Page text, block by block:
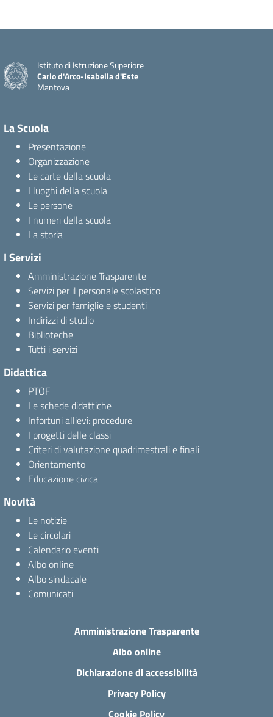
Istituto di Istruzione Superiore
Carlo d'Arco-Isabella d'Este
Mantova
La Scuola
Presentazione
Organizzazione
Le carte della scuola
I luoghi della scuola
Le persone
I numeri della scuola
La storia
I Servizi
Amministrazione Trasparente
Servizi per il personale scolastico
Servizi per famiglie e studenti
Indirizzi di studio
Biblioteche
Tutti i servizi
Didattica
PTOF
Le schede didattiche
Infortuni allievi: procedure
I progetti delle classi
Criteri di valutazione quadrimestrali e finali
Orientamento
Educazione civica
Novità
Le notizie
Le circolari
Calendario eventi
Albo online
Albo sindacale
Comunicati
Amministrazione Trasparente
Albo online
Dichiarazione di accessibilità
Privacy Policy
Cookie Policy